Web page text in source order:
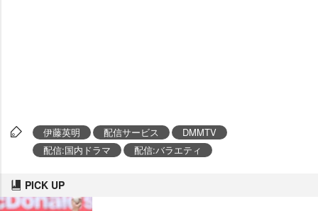
伊藤英明 配信サービス
DMMTV
配信:国内ドラマ
配信:バラエティ
PICK UP